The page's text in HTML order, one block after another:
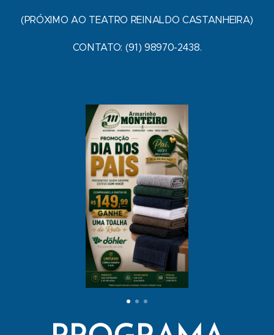
(PRÓXIMO AO TEATRO REINALDO CASTANHEIRA)
CONTATO: (91) 98970-2438.